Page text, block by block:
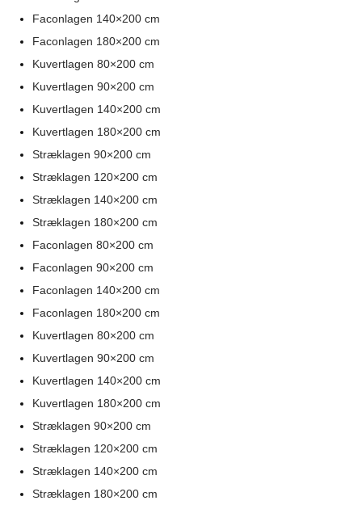
Faconlagen 140×200 cm
Faconlagen 180×200 cm
Kuvertlagen 80×200 cm
Kuvertlagen 90×200 cm
Kuvertlagen 140×200 cm
Kuvertlagen 180×200 cm
Stræklagen 90×200 cm
Stræklagen 120×200 cm
Stræklagen 140×200 cm
Stræklagen 180×200 cm
Faconlagen 80×200 cm
Faconlagen 90×200 cm
Faconlagen 140×200 cm
Faconlagen 180×200 cm
Kuvertlagen 80×200 cm
Kuvertlagen 90×200 cm
Kuvertlagen 140×200 cm
Kuvertlagen 180×200 cm
Stræklagen 90×200 cm
Stræklagen 120×200 cm
Stræklagen 140×200 cm
Stræklagen 180×200 cm